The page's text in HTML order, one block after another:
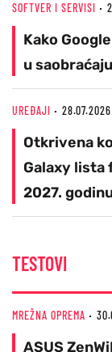
SOFTVER I SERVISI
Kako
u
UREĐAJI 28.07.2026
Otkrivena
Galaxy lista
2027.
TESTOVI
MREŽNA OPREMA
ASUS